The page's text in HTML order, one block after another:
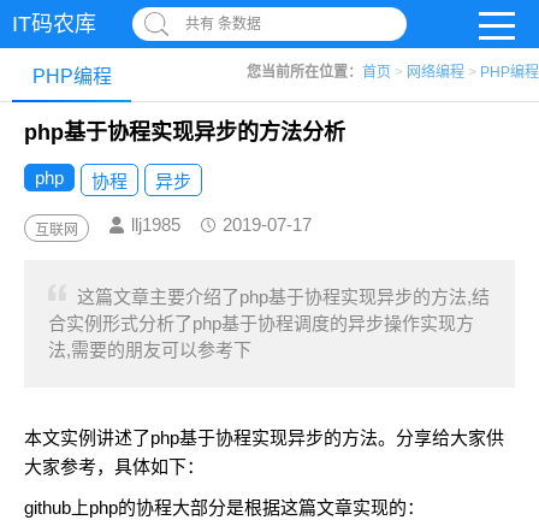
IT码农库 共有 条数据
您当前所在位置： 首页 > 网络编程 > PHP编程
PHP编程
php基于协程实现异步的方法分析
php 协程 异步
互联网 llj1985 2019-07-17
这篇文章主要介绍了php基于协程实现异步的方法,结
合实例形式分析了php基于协程调度的异步操作实现方
法,需要的朋友可以参考下
本文实例讲述了php基于协程实现异步的方法。分享给大家供
大家参考，具体如下：
github上php的协程大部分是根据这篇文章实现的：